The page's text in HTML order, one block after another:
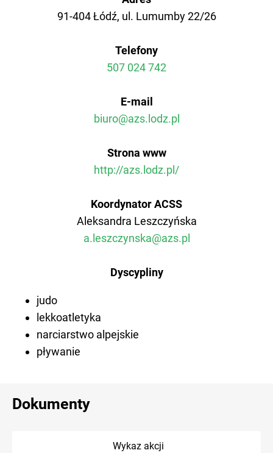
AZS AWF Poznań
91-404 Łódź, ul. Lumumby 22/26
Telefony
507 024 742
E-mail
biuro@azs.lodz.pl
Strona www
http://azs.lodz.pl/
Koordynator ACSS
Aleksandra Leszczyńska
a.leszczynska@azs.pl
Dyscypliny
judo
lekkoatletyka
narciarstwo alpejskie
pływanie
Dokumenty
Wykaz akcji